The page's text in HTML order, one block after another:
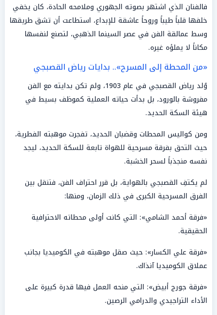
فالفنان الذي اشتهر بصوته الجهوري وملامحه الحادة، كان يخفي
خلفها قلباً طيباً وروحاً عاشقة للإبداع، استطاعت أن تشق طريقها
وسط عمالقة الفن في عصر السينما الذهبي، لتصنع لنفسها
مكاناً لا يملؤه غيره.
«من المحطة إلى المسرح».. بدايات رياض القصبجي
وُلد رياض القصبجي في عام 1903، ولم تكن بدايته مع الفن
مفروشة بالورود، بل بدأت حياته العملية كموظف بسيط في
هيئة السكة الحديد.
ومن كواليس المحطات وقضبان الحديد، تفجرت موهبته الفطرية،
حيث التحق بفرقة مسرحية للهواة تابعة للسكة الحديد، ليجد
نفسه منجذباً لسحر الخشبة.
لم يكتفِ القصبجي بالهواية، بل قرر احتراف الفن، فتنقل بين
الفرق المسرحية الكبرى في ذلك الزمان، ومنها:
«فرقة أحمد الشامي»: التي كانت أولى محطاته الاحترافية
الحقيقية.
«فرقة علي الكسار»: حيث صقل موهبته في الكوميديا بجانب
عملاق الكوميديا آنذاك.
«فرقة جورج أبيض»: التي منحه العمل فيها قدرة كبيرة على
الأداء التراجيدي والدرامي الرصين.